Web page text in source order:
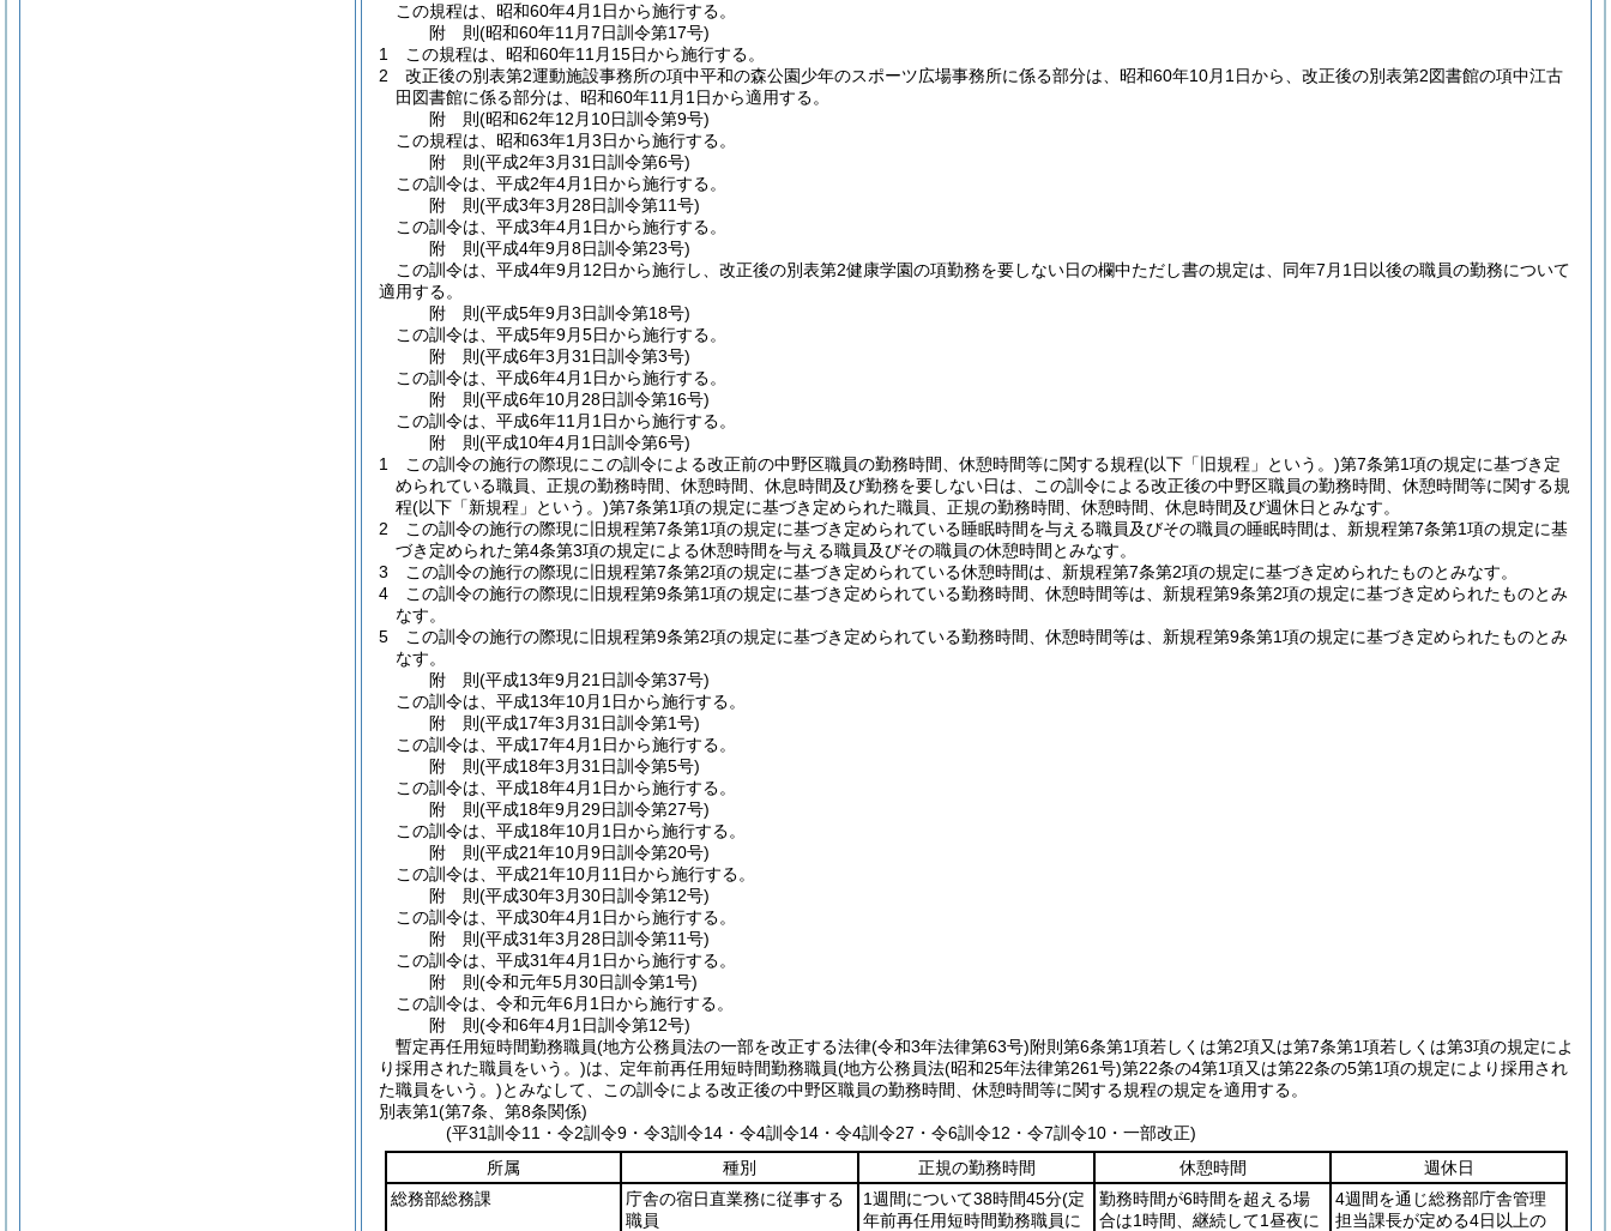
この規程は、昭和60年4月1日から施行する。
附 則(昭和60年11月7日訓令第17号)
1
この規程は、昭和60年11月15日から施行する。
2
改正後の別表第2運動施設事務所の項中平和の森公園少年のスポーツ広場事務所に係る部分は、昭和60年10月1日から、改正後の別表第2図書館の項中江古
田図書館に係る部分は、昭和60年11月1日から適用する。
附 則(昭和62年12月10日訓令第9号)
この規程は、昭和63年1月3日から施行する。
附 則(平成2年3月31日訓令第6号)
この訓令は、平成2年4月1日から施行する。
附 則(平成3年3月28日訓令第11号)
この訓令は、平成3年4月1日から施行する。
附 則(平成4年9月8日訓令第23号)
この訓令は、平成4年9月12日から施行し、改正後の別表第2健康学園の項勤務を要しない日の欄中ただし書の規定は、同年7月1日以後の職員の勤務について
適用する。
附 則(平成5年9月3日訓令第18号)
この訓令は、平成5年9月5日から施行する。
附 則(平成6年3月31日訓令第3号)
この訓令は、平成6年4月1日から施行する。
附 則(平成6年10月28日訓令第16号)
この訓令は、平成6年11月1日から施行する。
附 則(平成10年4月1日訓令第6号)
1
この訓令の施行の際現にこの訓令による改正前の中野区職員の勤務時間、休憩時間等に関する規程(以下「旧規程」という。)第7条第1項の規定に基づき定
められている職員、正規の勤務時間、休憩時間、休息時間及び勤務を要しない日は、この訓令による改正後の中野区職員の勤務時間、休憩時間等に関する規
程(以下「新規程」という。)第7条第1項の規定に基づき定められた職員、正規の勤務時間、休憩時間、休息時間及び週休日とみなす。
2
この訓令の施行の際現に旧規程第7条第1項の規定に基づき定められている睡眠時間を与える職員及びその職員の睡眠時間は、新規程第7条第1項の規定に基
づき定められた第4条第3項の規定による休憩時間を与える職員及びその職員の休憩時間とみなす。
3
この訓令の施行の際現に旧規程第7条第2項の規定に基づき定められている休憩時間は、新規程第7条第2項の規定に基づき定められたものとみなす。
4
この訓令の施行の際現に旧規程第9条第1項の規定に基づき定められている勤務時間、休憩時間等は、新規程第9条第2項の規定に基づき定められたものとみ
なす。
5
この訓令の施行の際現に旧規程第9条第2項の規定に基づき定められている勤務時間、休憩時間等は、新規程第9条第1項の規定に基づき定められたものとみ
なす。
附 則(平成13年9月21日訓令第37号)
この訓令は、平成13年10月1日から施行する。
附 則(平成17年3月31日訓令第1号)
この訓令は、平成17年4月1日から施行する。
附 則(平成18年3月31日訓令第5号)
この訓令は、平成18年4月1日から施行する。
附 則(平成18年9月29日訓令第27号)
この訓令は、平成18年10月1日から施行する。
附 則(平成21年10月9日訓令第20号)
この訓令は、平成21年10月11日から施行する。
附 則(平成30年3月30日訓令第12号)
この訓令は、平成30年4月1日から施行する。
附 則(平成31年3月28日訓令第11号)
この訓令は、平成31年4月1日から施行する。
附 則(令和元年5月30日訓令第1号)
この訓令は、令和元年6月1日から施行する。
附 則(令和6年4月1日訓令第12号)
暫定再任用短時間勤務職員(地方公務員法の一部を改正する法律(令和3年法律第63号)附則第6条第1項若しくは第2項又は第7条第1項若しくは第3項の規定によ
り採用された職員をいう。)は、定年前再任用短時間勤務職員(地方公務員法(昭和25年法律第261号)第22条の4第1項又は第22条の5第1項の規定により採用され
た職員をいう。)とみなして、この訓令による改正後の中野区職員の勤務時間、休憩時間等に関する規程の規定を適用する。
別表第1(第7条、第8条関係)
(平31訓令11・令2訓令9・令3訓令14・令4訓令14・令4訓令27・令6訓令12・令7訓令10・一部改正)
所属
種別 正規の勤務時間 休憩時間
週休日
総務部総務課
庁舎の宿日直業務に従事する
職員
1週間について38時間45分(定
年前再任用短時間勤務職員に
勤務時間が6時間を超える場
合は1時間、継続して1昼夜に
4週間を通じ総務部庁舎管理
担当課長が定める4日以上の